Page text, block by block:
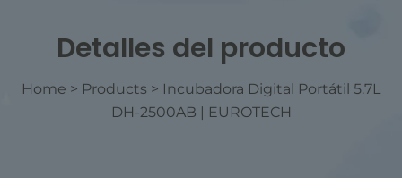
Detalles del producto
Home > Products > Incubadora Digital Portátil 5.7L
DH-2500AB | EUROTECH